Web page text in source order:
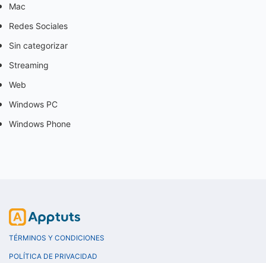
Mac
Redes Sociales
Sin categorizar
Streaming
Web
Windows PC
Windows Phone
TÉRMINOS Y CONDICIONES
POLÍTICA DE PRIVACIDAD